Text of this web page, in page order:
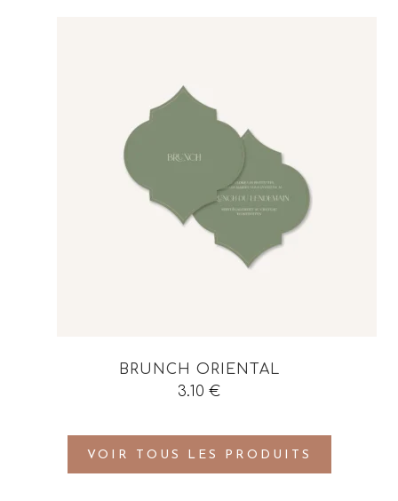
BRUNCH ORIENTAL
3.10 €
VOIR TOUS LES PRODUITS